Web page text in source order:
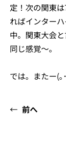
定！次の関東
ればインター
中。関東大会
同じ感覚～。
では。またー(｡
← 前へ